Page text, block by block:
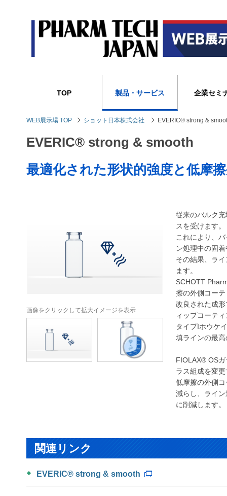
TOP 製品・サービス 企業セミ
WEB展示場 TOP ショット日本株式会社 EVERIC® strong &
EVERIC® strong & smooth
最適化された形状的強度と低摩
画像をクリックして拡大イメージを表示
従来のバルク
スを受けます。
これにより、
ン処理中の固
その結果、ラ
ます。
SCHOTT
擦の外側コー
改良された成
ィップコーテ
タイプIホウケ
填ラインの最
FIOLAX® OS
ラス組成を変
低摩擦の外側
減らし、ライ
に削減します。
関連リンク
EVERIC® strong & smooth